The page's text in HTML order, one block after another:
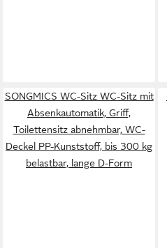
SONGMICS WC-Sitz WC-Sitz mit
Absenkautomatik, Griff,
Toilettensitz abnehmbar, WC-
Deckel PP-Kunststoff, bis 300 kg
belastbar, lange D-Form